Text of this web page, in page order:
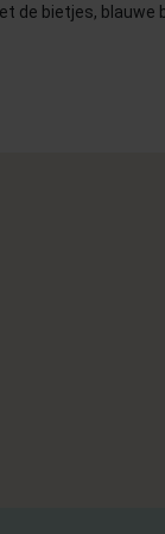
de bietjes, blauwe